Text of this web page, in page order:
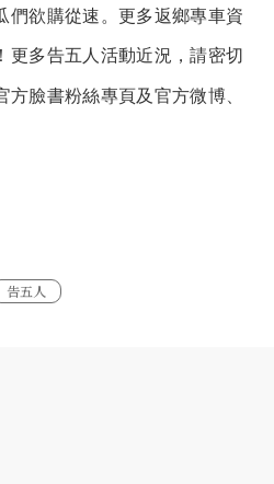
們欲購從速。更多返鄉專車資
更多告五人活動近況，請密切
方臉書粉絲專頁及官方微博、
告五人